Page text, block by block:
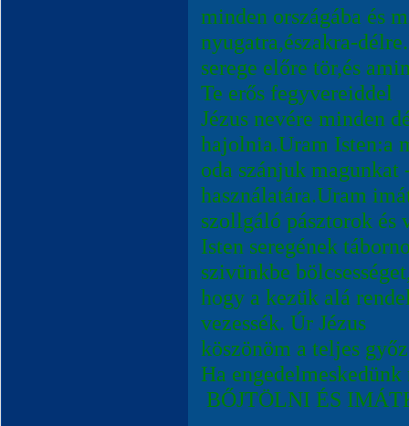
minden országába és
nyugatra,északra-
serege előre tör,és
Te erős fegyvereiddel
Jézus nevére minden
hajolnia.Uram Isten:a
oda szánjuk
használatára.Uram
szollgáló pásztorok és
Isten seregének
szivünkbe
hogy a kezük alá
vezessék. Úr Jézus
köszönöm a teljes
Ha
BŐJTÖLNI ÉS